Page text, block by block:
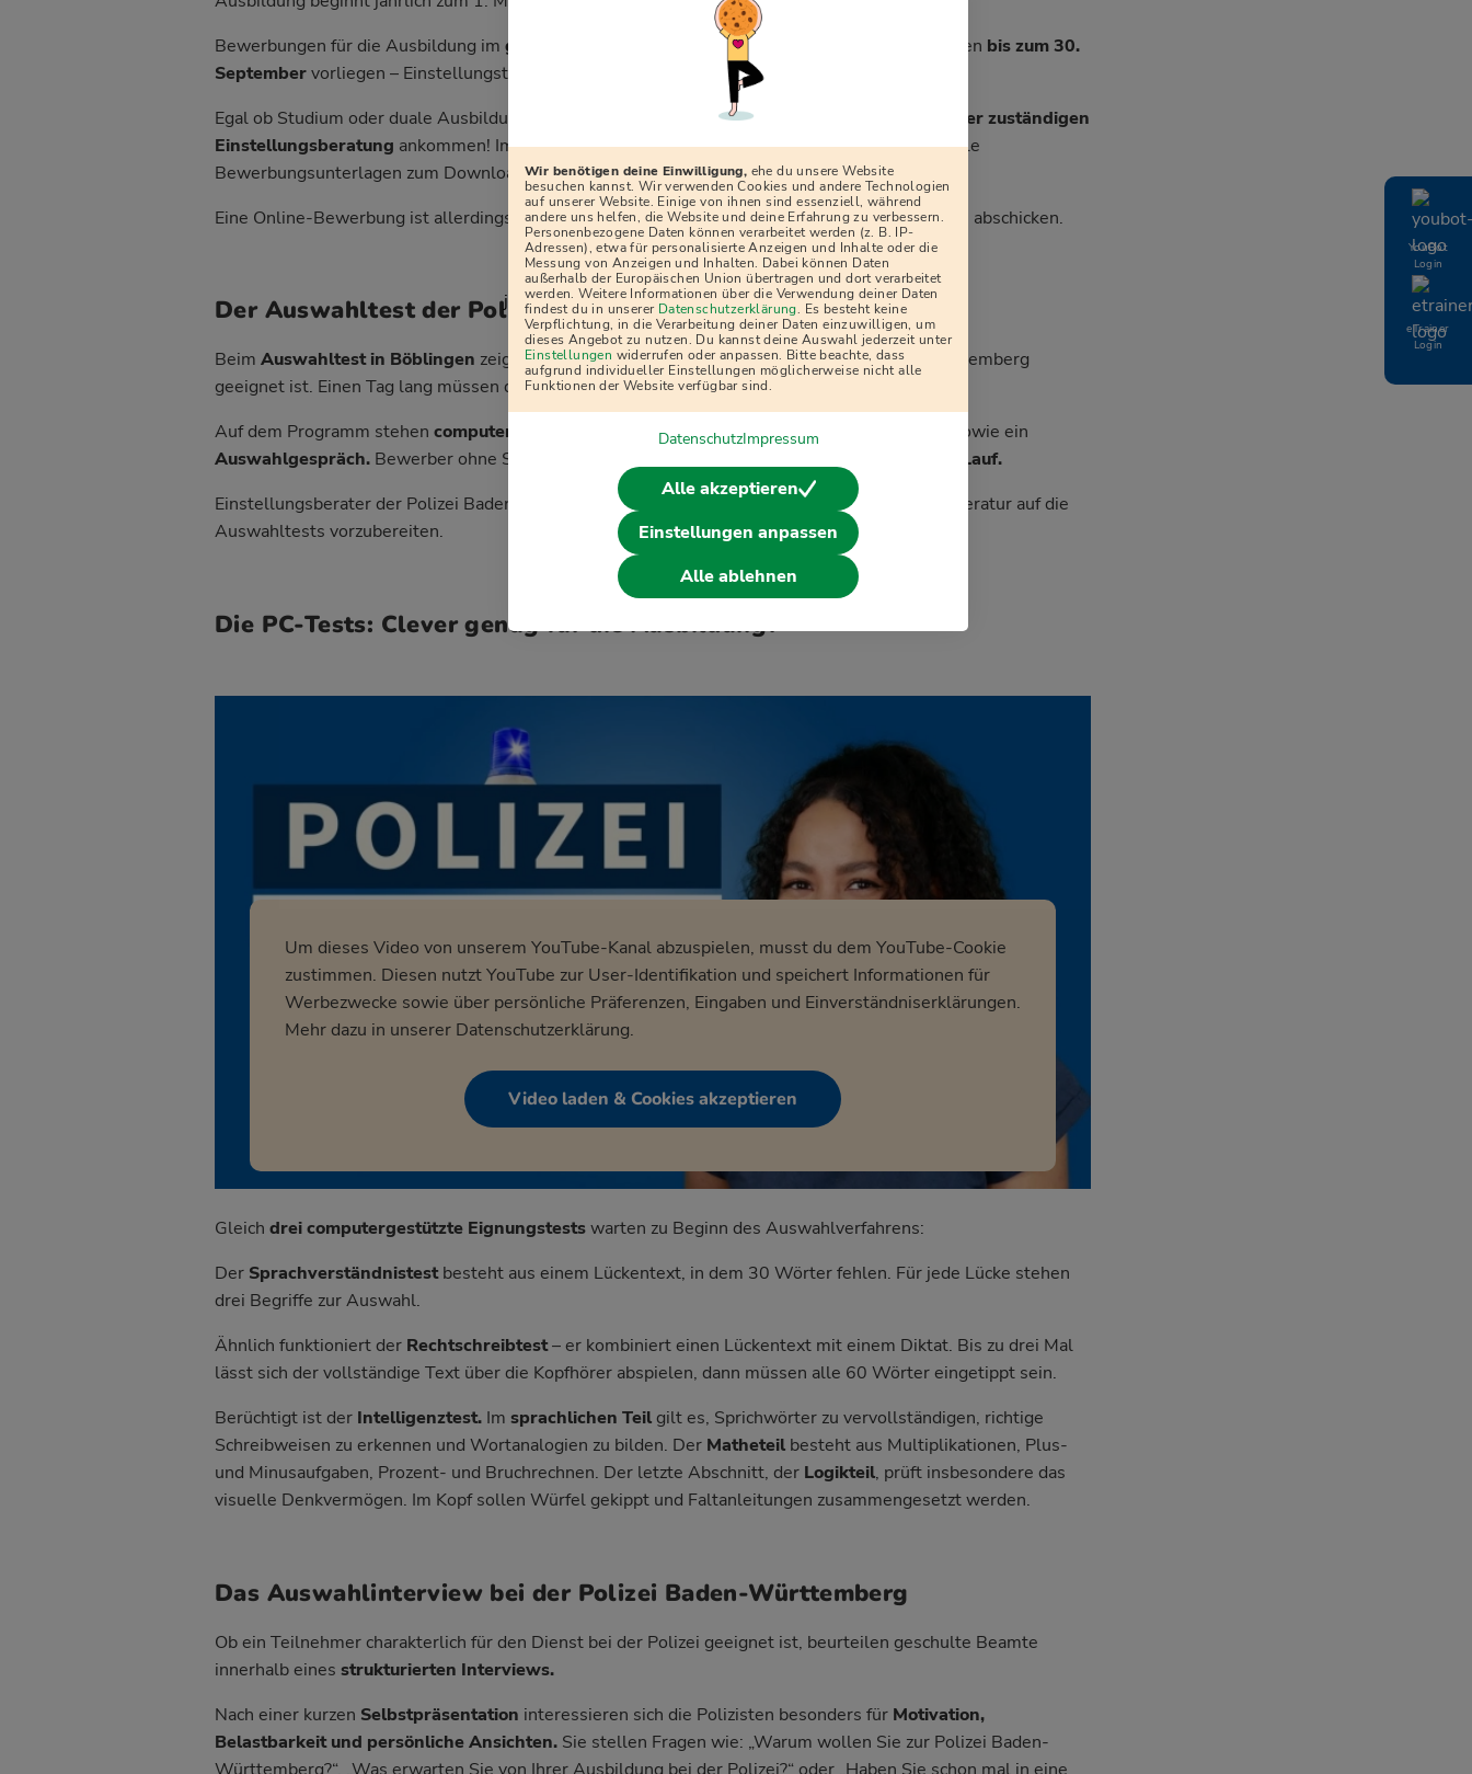
YouBot
Login
eTrainer
Login
Bewerbungen für die Ausbildung im gehobenen Dienst der Polizei Baden-Württemberg müssen bis zum 30.
Septembervorliegen – Einstellungstermin ist der 1. Juli.
Egal ob Studium oder duale Ausbildung: Die Bewerbung muss auf jeden Fall
fristgerecht bei der zuständigen
Einstellungsberatung ankommen! Im Karriereportal der Polizei Baden-Württemberg gibt esalle
Bewerbungsunterlagen zum Download – inklusive Ausfüllanleitung.
Eine Online-Bewerbung ist allerdings nicht möglich! Also ganz klassisch: ausdrucken, ausfüllen, abschicken.
Der Auswahltest der Polizei Baden-Württemberg
Beim Auswahltest in Böblingen zeigt sich, wer für die Ausbildung bei der Polizei Baden-Württemberg
geeignet ist. Einen Tag lang müssen die Teilnehmer ihr Können unter Beweis stellen.
Auf dem Programm stehen computergestützte Eignungstests, einstrukturiertes Interview
sowie ein
Auswahlgespräch. Bewerber ohne Sportabzeichen absolvieren zusätzlich einen
3000-Meter-Lauf.
Einstellungsberater der Polizei Baden-Württemberg empfehlen, sich mithilfe spezieller Fachliteratur auf die
Auswahltests vorzubereiten.
Die PC-Tests: Clever genug für die Ausbildung?
Um dieses Video von unserem YouTube-Kanal abzuspielen, musst du dem YouTube-Cookie
zustimmen. Diesen nutzt YouTube zur User-Identifikation und speichert Informationen für
Werbezwecke sowie über persönliche Präferenzen, Eingaben und Einverständniserklärungen.
Mehr dazu in unserer Datenschutzerklärung.
Video laden & Cookies akzeptieren
Gleich drei computergestützte Eignungstestswarten zu Beginn des Auswahlverfahrens:
Der Sprachverständnistestbesteht aus einem Lückentext, in dem 30 Wörter fehlen. Für jede Lücke stehen
drei Begriffe zur Auswahl.
Ähnlich funktioniert der Rechtschreibtest– er kombiniert einen Lückentext mit einem Diktat. Bis zu drei Mal
lässt sich der vollständige Text über die Kopfhörer abspielen, dann müssen alle 60 Wörter eingetippt sein.
Berüchtigt ist der Intelligenztest. Im sprachlichen Teil gilt es, Sprichwörter zu vervollständigen, richtige
Schreibweisen zu erkennen und Wortanalogien zu bilden. Der Matheteil besteht aus Multiplikationen, Plus-
und Minusaufgaben, Prozent- und Bruchrechnen. Der letzte Abschnitt, der Logikteil, prüft insbesondere das
visuelle Denkvermögen. Im Kopf sollen Würfel gekippt und Faltanleitungen zusammengesetzt werden.
Das Auswahlinterview bei der Polizei Baden-Württemberg
Ob ein Teilnehmer charakterlich für den Dienst bei der Polizei geeignet ist, beurteilen geschulte Beamte
innerhalb eines strukturierten Interviews.
Nach einer kurzen Selbstpräsentation interessieren sich die Polizisten besonders für Motivation,
Belastbarkeit und persönliche Ansichten. Sie stellen Fragen wie: „Warum wollen Sie zur Polizei Baden-
j
Wir benötigen deine Einwilligung, ehe du unsere Website
besuchen kannst. Wir verwenden Cookies und andere Technologien
auf unserer Website. Einige von ihnen sind essenziell, während
andere uns helfen, die Website und deine Erfahrung zu verbessern.
Personenbezogene Daten können verarbeitet werden (z. B. IP-
Adressen), etwa für personalisierte Anzeigen und Inhalte oder die
Messung von Anzeigen und Inhalten. Dabei können Daten
außerhalb der Europäischen Union übertragen und dort verarbeitet
werden. Weitere Informationen über die Verwendung deiner Daten
findest du in unserer Datenschutzerklärung. Es besteht keine
Verpflichtung, in die Verarbeitung deiner Daten einzuwilligen, um
dieses Angebot zu nutzen. Du kannst deine Auswahl jederzeit unter
Einstellungen widerrufen oder anpassen. Bitte beachte, dass
aufgrund individueller Einstellungen möglicherweise nicht alle
Funktionen der Website verfügbar sind.
DatenschutzImpressum
Alle akzeptieren
Einstellungen anpassen
Alle ablehnen